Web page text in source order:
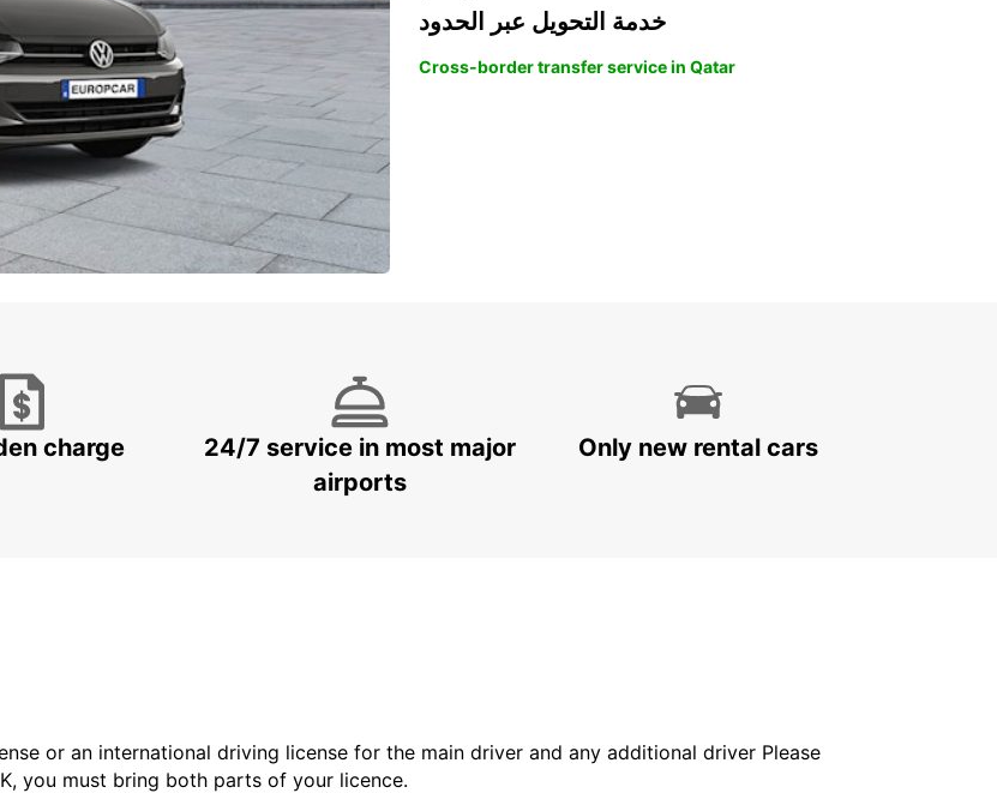
خدمة التحويل عبر الحدود
Cross-border transfer service in Qatar
charge
24/7 service in most major
airports
Only new rental cars
or an international driving license for the main driver and any additional driver Please
you must bring both parts of your licence.